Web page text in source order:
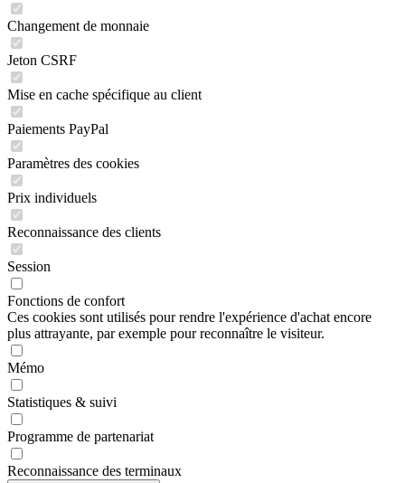
Changement de monnaie
Jeton CSRF
Mise en cache spécifique au client
Paiements PayPal
Paramètres des cookies
Prix individuels
Reconnaissance des clients
Session
Fonctions de confort
Ces cookies sont utilisés pour rendre l'expérience d'achat encore
plus attrayante, par exemple pour reconnaître le visiteur.
Mémo
Statistiques & suivi
Programme de partenariat
Reconnaissance des terminaux